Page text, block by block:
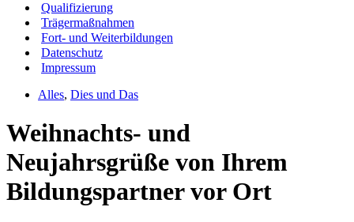
Qualifizierung
Trägermaßnahmen
Fort- und Weiterbildungen
Datenschutz
Impressum
Alles, Dies und Das
Weihnachts- und
Neujahrsgrüße von Ihrem
Bildungspartner vor Ort